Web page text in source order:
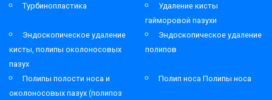
Турбинопластика
Удаление кисты
гайморовой пазухи
Эндоскопическое удаление
кисты, полипы околоносовых
пазух
Эндоскопическое удаление
полипов
Полипы полости носа и
околоносовых пазух (полипоз
Полип носа Полипы носа